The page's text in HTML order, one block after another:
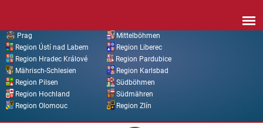
Prag
Mittelböhmen
Region Ústí nad Labem
Region Liberec
Region Hradec Králové
Region Pardubice
Mährisch-Schlesien
Region Karlsbad
Region Pilsen
Südböhmen
Region Hochland
Südmähren
Region Olomouc
Region Zlín